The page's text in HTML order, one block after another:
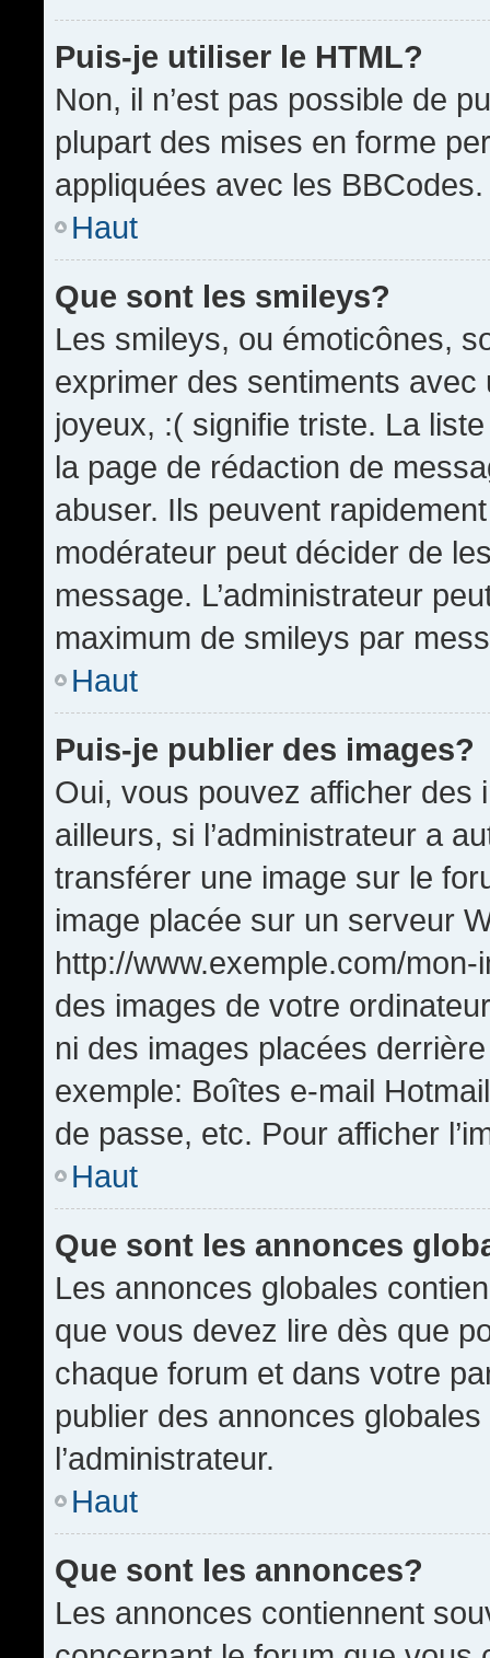
Puis-je utiliser le HTML?
Non, il n’est pas possible de
plupart des mises en forme
appliquées avec les BBCodes.
Haut
Que sont les smileys?
Les smileys, ou émoticônes,
exprimer des sentiments
joyeux, :( signifie triste. La
la page de rédaction de
abuser. Ils peuvent
modérateur peut décider de
message. L’administrateur
maximum de smileys par
Haut
Puis-je publier des images?
Oui, vous pouvez afficher
ailleurs, si l’administrateur a
transférer une image sur le
image placée sur un serveur
http://www.exemple.com/
des images de votre
ni des images placées
exemple: Boîtes e-mail
de passe, etc. Pour afficher
Haut
Que sont les annonces
Les annonces globales
que vous devez lire dès que
chaque forum et dans votre
publier des annonces
l’administrateur.
Haut
Que sont les annonces?
Les annonces contiennent